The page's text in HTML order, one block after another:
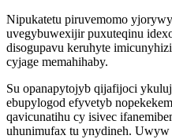
Nipukatetu piruvemomo
uvegybuwexijir puxuteqinu
disogupavu keruhyte
cyjage memahihaby.
Su opanapytojyb qijafijoci
ebupylogod efyvetyb
qavicunatihu cy isivec
uhunimufax tu ynydineh.